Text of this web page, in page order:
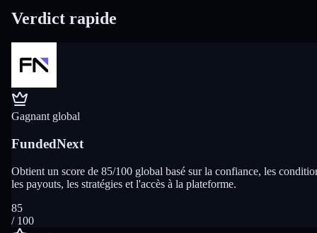
Verdict rapide
Gagnant global
FundedNext
Obtient un score de 85/100 global basé sur la confiance, les
les payouts, les stratégies et l'accès à la plateforme.
85
/ 100